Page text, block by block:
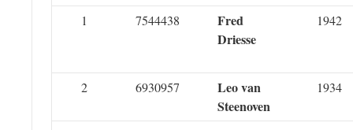
1 7544438
Fred
Driesse
1942
2 6930957
Leo van
Steenoven
1934